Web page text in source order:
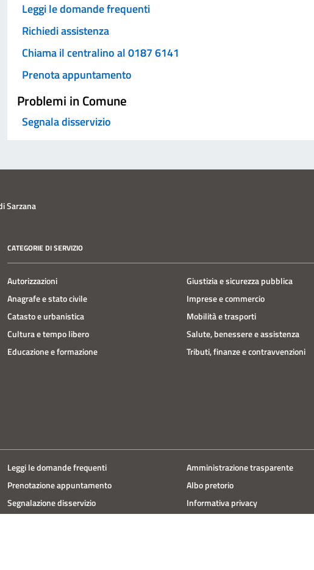
Leggi le domande frequenti
Richiedi assistenza
Chiama il centralino al 0187 6141
Prenota appuntamento
Problemi in Comune
Segnala disservizio
Sarzana
CATEGORIE DI SERVIZIO
Autorizzazioni
Anagrafe e stato civile
Catasto e urbanistica
Cultura e tempo libero
Educazione e formazione
Giustizia e sicurezza pubblica
Imprese e commercio
Mobilità e trasporti
Salute, benessere e assistenza
Tributi, finanze e contravvenzioni
Leggi le domande frequenti
Prenotazione appuntamento
Segnalazione disservizio
Amministrazione trasparente
Albo pretorio
Informativa privacy